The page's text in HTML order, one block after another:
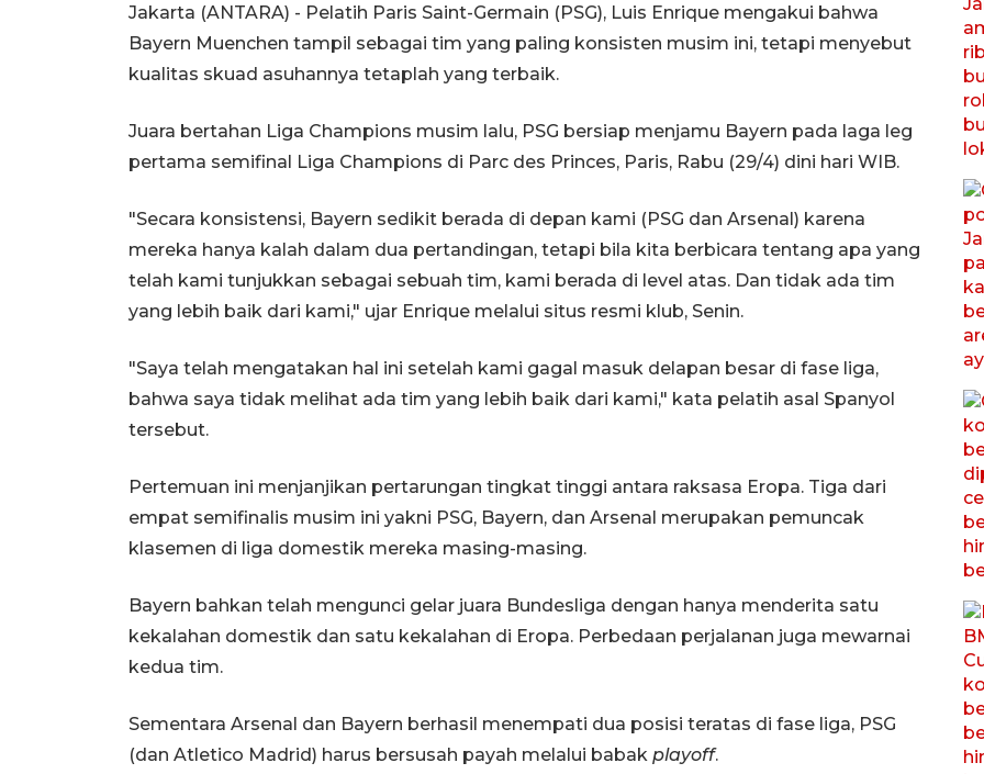
Jakarta (ANTARA) - Pelatih Paris Saint-Germain (PSG), Luis Enrique mengakui bahwa
Bayern Muenchen tampil sebagai tim yang paling konsisten musim ini, tetapi menyebut
kualitas skuad asuhannya tetaplah yang terbaik.
Juara bertahan Liga Champions musim lalu, PSG bersiap menjamu Bayern pada laga leg
pertama semifinal Liga Champions di Parc des Princes, Paris, Rabu (29/4) dini hari WIB.
"Secara konsistensi, Bayern sedikit berada di depan kami (PSG dan Arsenal) karena
mereka hanya kalah dalam dua pertandingan, tetapi bila kita berbicara tentang apa yang
telah kami tunjukkan sebagai sebuah tim, kami berada di level atas. Dan tidak ada tim
yang lebih baik dari kami," ujar Enrique melalui situs resmi klub, Senin.
"Saya telah mengatakan hal ini setelah kami gagal masuk delapan besar di fase liga,
bahwa saya tidak melihat ada tim yang lebih baik dari kami," kata pelatih asal Spanyol
tersebut.
Pertemuan ini menjanjikan pertarungan tingkat tinggi antara raksasa Eropa. Tiga dari
empat semifinalis musim ini yakni PSG, Bayern, dan Arsenal merupakan pemuncak
klasemen di liga domestik mereka masing-masing.
Bayern bahkan telah mengunci gelar juara Bundesliga dengan hanya menderita satu
kekalahan domestik dan satu kekalahan di Eropa. Perbedaan perjalanan juga mewarnai
kedua tim.
Sementara Arsenal dan Bayern berhasil menempati dua posisi teratas di fase liga, PSG
(dan Atletico Madrid) harus bersusah payah melalui babak playoff.